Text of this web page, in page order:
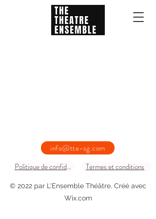
info@tte-sg.com
Politique de confidentialité
Termes et conditions
© 2022 par L'Ensemble Théâtre. Créé avec
Wix.com